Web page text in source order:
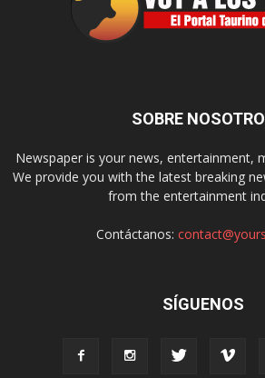
SOBRE
Newspaper is your news, entertainment,
We provide you with the latest breaking
from the entertainment
Contáctanos:
SÍGUENOS